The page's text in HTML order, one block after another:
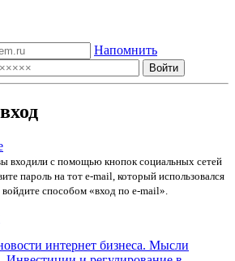
Напомнить
входили с помощью кнопок социальных сетей
пароль на тот e-mail, который использовался
войдите способом «вход по e-mail».